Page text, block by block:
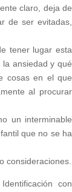
claro, deja de
de ser evitadas,
tener lugar esta
ansiedad y qué
cosas en el que
al procurar
un interminable
que no se ha
consideraciones.
con